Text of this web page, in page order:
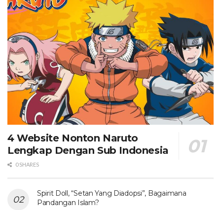
4 Website Nonton Naruto
Lengkap Dengan Sub Indonesia
0 SHARES
Spirit Doll, “Setan Yang Diadopsi”, Bagaimana
Pandangan Islam?